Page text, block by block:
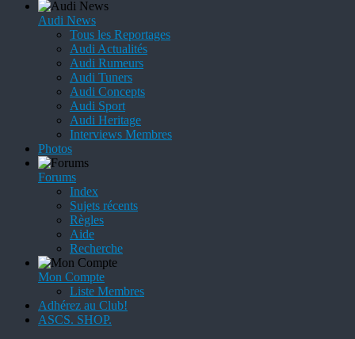
Audi News
Tous les Reportages
Audi Actualités
Audi Rumeurs
Audi Tuners
Audi Concepts
Audi Sport
Audi Heritage
Interviews Membres
Photos
Forums
Index
Sujets récents
Règles
Aide
Recherche
Mon Compte
Liste Membres
Adhérez au Club!
ASCS. SHOP.